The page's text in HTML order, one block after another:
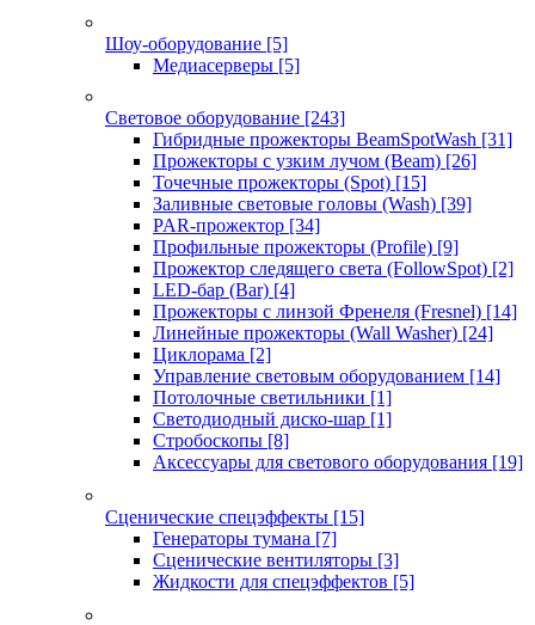
Шоу-оборудование [5]
Медиасерверы [5]
Световое оборудование [243]
Гибридные прожекторы BeamSpotWash [31]
Прожекторы с узким лучом (Beam) [26]
Точечные прожекторы (Spot) [15]
Заливные световые головы (Wash) [39]
PAR-прожектор [34]
Профильные прожекторы (Profile) [9]
Прожектор следящего света (FollowSpot) [2]
LED-бар (Bar) [4]
Прожекторы с линзой Френеля (Fresnel) [14]
Линейные прожекторы (Wall Washer) [24]
Циклорама [2]
Управление световым оборудованием [14]
Потолочные светильники [1]
Светодиодный диско-шар [1]
Стробоскопы [8]
Аксессуары для светового оборудования [19]
Сценические спецэффекты [15]
Генераторы тумана [7]
Сценические вентиляторы [3]
Жидкости для спецэффектов [5]